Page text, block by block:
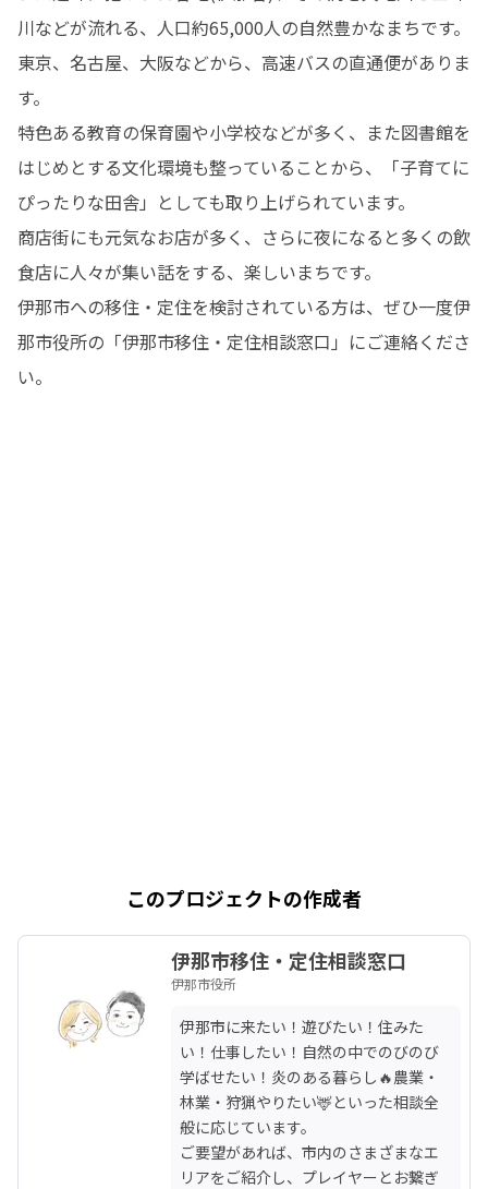
川などが流れる、人口約65,000人の自然豊かなまちです。
東京、名古屋、大阪などから、高速バスの直通便がありま
す。
特色ある教育の保育園や小学校などが多く、また図書館を
はじめとする文化環境も整っていることから、「子育てに
ぴったりな田舎」としても取り上げられています。
商店街にも元気なお店が多く、さらに夜になると多くの飲
食店に人々が集い話をする、楽しいまちです。
伊那市への移住・定住を検討されている方は、ぜひ一度伊
那市役所の「伊那市移住・定住相談窓口」にご連絡くださ
い。
このプロジェクトの作成者
伊那市移住・定住相談窓口
伊那市役所
伊那市に来たい！遊びたい！住みた
い！仕事したい！自然の中でのびのび
学ばせたい！炎のある暮らし🔥農業・
林業・狩猟やりたい🦌といった相談全
般に応じています。
ご要望があれば、市内のさまざまなエ
リアをご紹介し、プレイヤーとお繋ぎ